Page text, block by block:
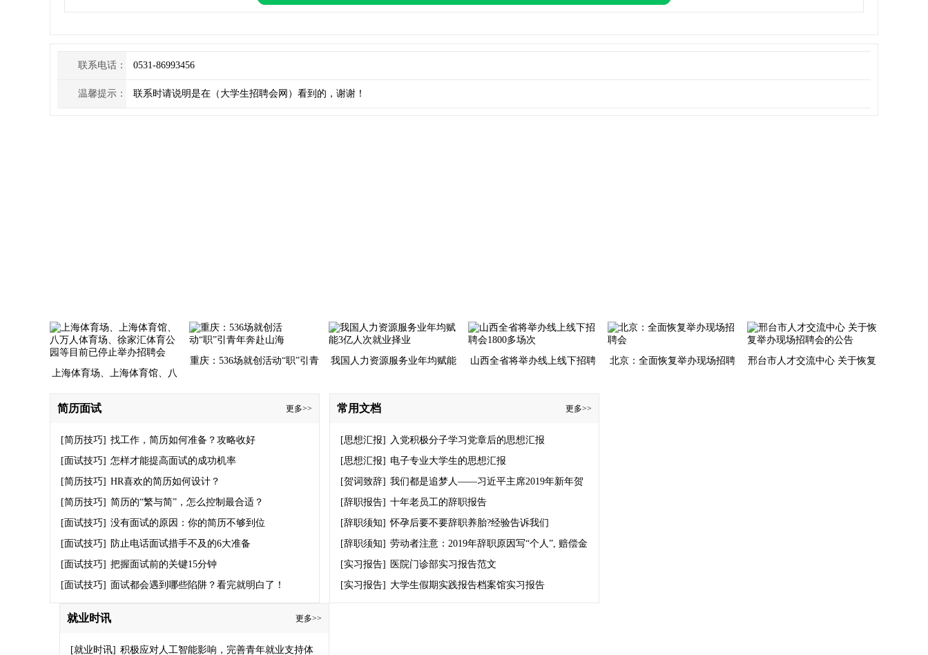
联系电话： 0531-86993456
温馨提示： 联系时请说明是在（大学生招聘会网）看到的，谢谢！
上海体育场、上海体育馆、八
等目前已停止举办招聘会
重庆：536场就创活动“职”引青
我国人力资源服务业年均赋能
山西全省将举办线上线下招聘
北京：全面恢复举办现场招聘
邢台市人才交流中心 关于恢复
简历面试 更多>>
[简历技巧] 找工作，简历如何准备？攻略收好
[面试技巧] 怎样才能提高面试的成功机率
[简历技巧] HR喜欢的简历如何设计？
[简历技巧] 简历的“繁与简”，怎么控制最合适？
[面试技巧] 没有面试的原因：你的简历不够到位
[面试技巧]
防止电话面试措手不及的6大准备
[面试技巧] 把握面试前的关键15分钟
[面试技巧] 面试都会遇到哪些陷阱？看完就明白了！
常用文档 更多>>
[思想汇报]
入党积极分子学习党章后的思想汇报
[思想汇报] 电子专业大学生的思想汇报
[贺词致辞] 我们都是追梦人——习近平主席2019年新年贺
词启示录
[辞职报告] 十年老员工的辞职报告
[辞职须知] 怀孕后要不要辞职养胎?经验告诉我们
[辞职须知] 劳动者注意：2019年辞职原因写“个人”, 赔偿金
你拿不到！
[实习报告]
医院门诊部实习报告范文
[实习报告] 大学生假期实践报告档案馆实习报告
就业时讯 更多>>
[就业时讯] 积极应对人工智能影响，完善青年就业支持体